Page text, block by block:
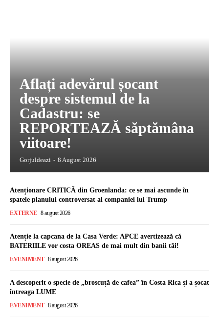
Aflați adevărul șocant
despre sistemul de la
Cadastru: se
REPORTEAZĂ săptămâna
viitoare!
Gorjuldeazi - 8 August 2026
Atenționare CRITICĂ din Groenlanda: ce se mai ascunde în
spatele planului controversat al companiei lui Trump
EXTERNE 8 august 2026
Atenție la capcana de la Casa Verde: APCE avertizează că
BATERIILE vor costa OREAS de mai mult din banii tăi!
EVENIMENT 8 august 2026
A descoperit o specie de „broscuță de cafea” în Costa Rica și a șocat
întreaga LUME
EVENIMENT 8 august 2026